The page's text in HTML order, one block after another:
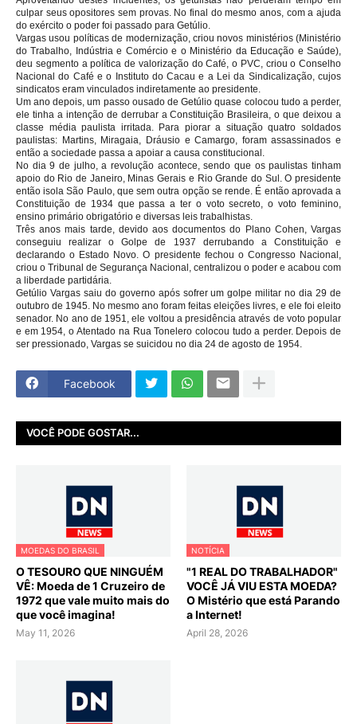
culpar seus opositores sem provas. No final do mesmo anos, com a ajuda
do exército o poder foi passado para Getúlio.
Vargas usou políticas de modernização, criou novos ministérios (Ministério
do Trabalho, Indústria e Comércio e o Ministério da Educação e Saúde),
deu segmento a política de valorização do Café, o PVC, criou o Conselho
Nacional do Café e o Instituto do Cacau e a Lei da Sindicalização, cujos
sindicatos eram vinculados indiretamente ao presidente.
Um ano depois, um passo ousado de Getúlio quase colocou tudo a perder,
ele tinha a intenção de derrubar a Constituição Brasileira, o que deixou a
classe média paulista irritada. Para piorar a situação quatro soldados
paulistas: Martins, Miragaia, Dráusio e Camargo, foram assassinados e
então a sociedade passa a apoiar a causa constitucional.
No dia 9 de julho, a revolução acontece, sendo que os paulistas tinham
apoio do Rio de Janeiro, Minas Gerais e Rio Grande do Sul. O presidente
então isola São Paulo, que sem outra opção se rende. É então aprovada a
Constituição de 1934 que passa a ter o voto secreto, o voto feminino,
ensino primário obrigatório e diversas leis trabalhistas.
Três anos mais tarde, devido aos documentos do Plano Cohen, Vargas
conseguiu realizar o Golpe de 1937 derrubando a Constituição e
declarando o Estado Novo. O presidente fechou o Congresso Nacional,
criou o Tribunal de Segurança Nacional, centralizou o poder e acabou com
a liberdade partidária.
Getúlio Vargas saiu do governo após sofrer um golpe militar no dia 29 de
outubro de 1945. No mesmo ano foram feitas eleições livres, e ele foi eleito
senador. No ano de 1951, ele voltou a presidência através de voto popular
e em 1954, o Atentado na Rua Tonelero colocou tudo a perder. Depois de
ser pressionado, Vargas se suicidou no dia 24 de agosto de 1954.
Facebook
VOCÊ PODE GOSTAR...
MOEDAS DO BRASIL
O TESOURO QUE NINGUÉM
VÊ: Moeda de 1 Cruzeiro de
1972 que vale muito mais do
que você imagina!
May 11, 2026
NOTÍCIA
"1 REAL DO TRABALHADOR"
VOCÊ JÁ VIU ESTA MOEDA?
O Mistério que está Parando
a Internet!
April 28, 2026